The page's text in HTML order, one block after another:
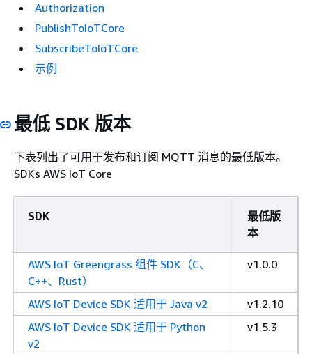
Authorization
PublishToIoTCore
SubscribeToIoTCore
示例
最低 SDK 版本
下表列出了可用于发布和订阅 MQTT 消息的最低版本。
SDKs AWS IoT Core
SDK
最低版
本
AWS IoT Greengrass 组件 SDK（C、
C++、Rust）
v1.0.0
AWS IoT Device SDK 适用于 Java v2
v1.2.10
AWS IoT Device SDK 适用于 Python
v2
v1.5.3